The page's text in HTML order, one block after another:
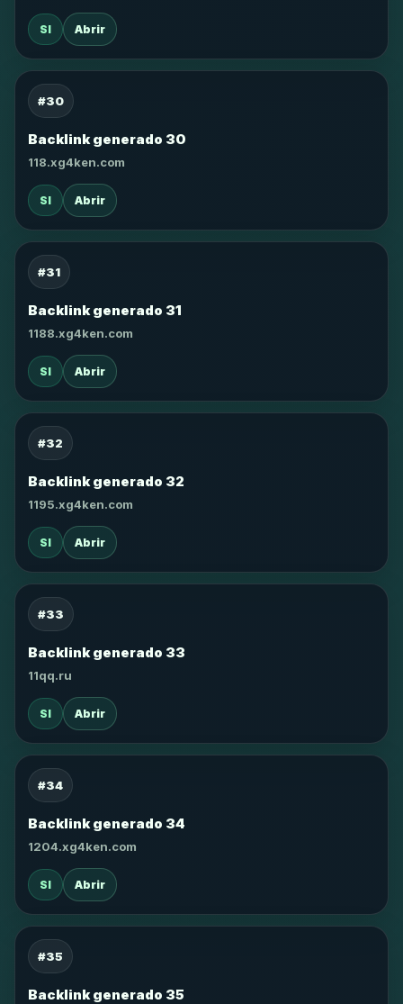
SI Abrir
#30
Backlink generado 30
118.xg4ken.com
SI Abrir
#31
Backlink generado 31
1188.xg4ken.com
SI Abrir
#32
Backlink generado 32
1195.xg4ken.com
SI Abrir
#33
Backlink generado 33
11qq.ru
SI Abrir
#34
Backlink generado 34
1204.xg4ken.com
SI Abrir
#35
Backlink generado 35